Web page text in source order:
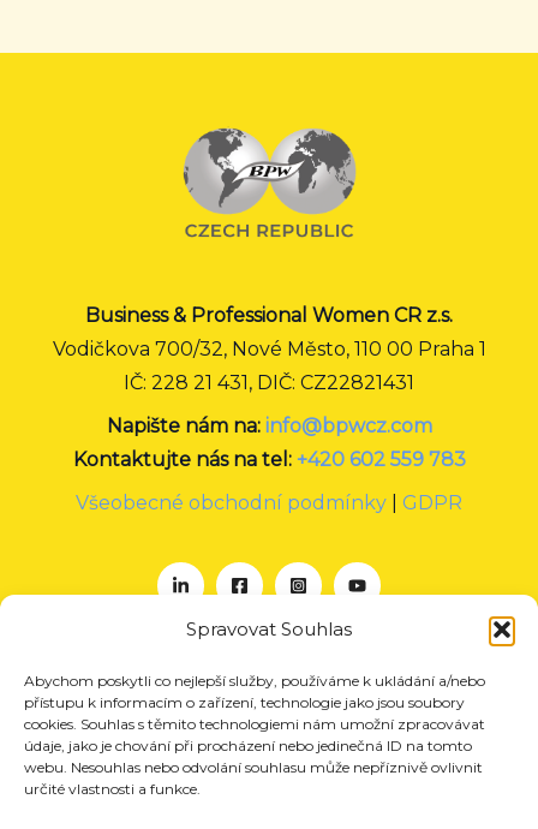
Spravovat Souhlas
Abychom poskytli co nejlepší služby, používáme k ukládání a/nebo
přístupu k informacím o zařízení, technologie jako jsou soubory
cookies. Souhlas s těmito technologiemi nám umožní zpracovávat
údaje, jako je chování při procházení nebo jedinečná ID na tomto
webu. Nesouhlas nebo odvolání souhlasu může nepříznivě ovlivnit
určité vlastnosti a funkce.
Business & Professional Women CR z.s.
Vodičkova 700/32, Nové Město, 110 00 Praha 1
IČ: 228 21 431, DIČ: CZ22821431
Napište nám na: info@bpwcz.com
Kontaktujte nás na tel: +420 602 559 783
Všeobecné obchodní podmínky
GDPR
O nás
Projekty
Členství